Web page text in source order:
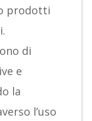
prodotti
di
e
la
l’uso